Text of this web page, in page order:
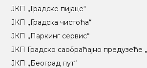
ЈКП „Градске пијаце“
ЈКП „Градска чистоћа“
ЈКП „Паркинг сервис“
ЈКП Градско саобраћајно предузеће
ЈКП „Београд пут“